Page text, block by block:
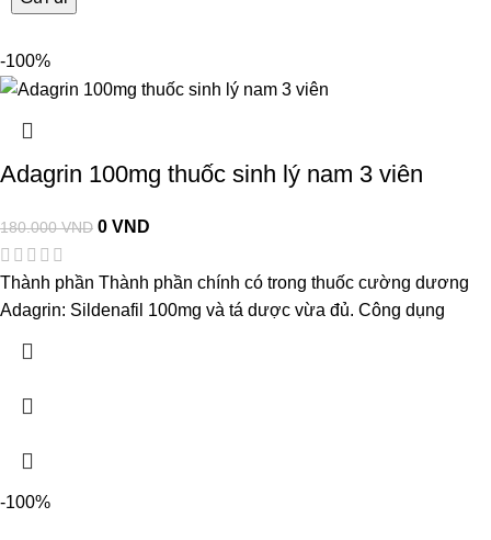
-100%
Adagrin 100mg thuốc sinh lý nam 3 viên
180.000VND 0VND
Thành phần Thành phần chính có trong thuốc cường dương
Adagrin: Sildenafil 100mg và tá dược vừa đủ. Công dụng
-100%